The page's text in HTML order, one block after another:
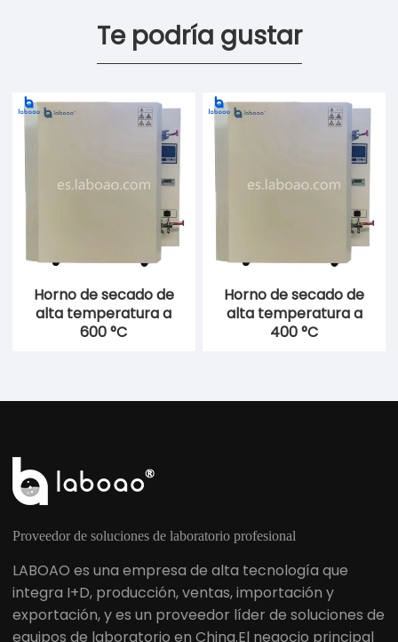
Te podría gustar
Horno de secado de
alta temperatura a
600 °C
Horno de secado de
alta temperatura a
400 °C
Proveedor de soluciones de laboratorio profesional
LABOAO es una empresa de alta tecnología que
integra I+D, producción, ventas, importación y
exportación, y es un proveedor líder de soluciones de
equipos de laboratorio en China.El negocio principal